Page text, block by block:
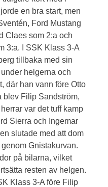
en bra start, men
Ford Mustang
Claes som 2:a och
3:a. I SSK Klass 3-A
tillbaka med sin
helgerna och
där han vann före Otto
blev Filip Sandström,
var det tuff kamp
Sierra och Ingemar
slutade med att dom
Gnistakurvan.
på bilarna, vilket
resten av helgen.
Klass 3-A före Filip